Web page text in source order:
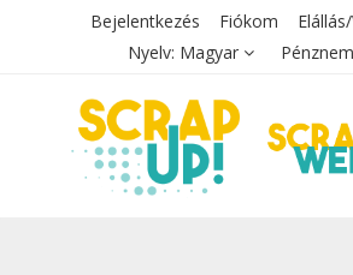
Bejelentkezés Fiókom
Nyelv: Magyar